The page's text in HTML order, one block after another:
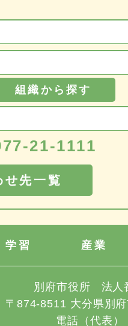
組織から探す
21-1111
せ先一覧
学習 産業
別府市役所
法人
〒874-8511 大分県別
電話（代表）